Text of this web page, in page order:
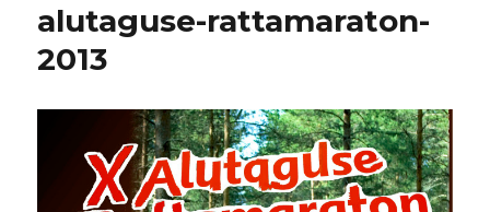
alutaguse-rattamaraton-
2013